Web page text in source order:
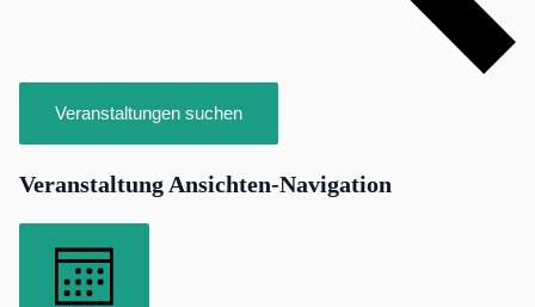
Veranstaltungen suchen
Veranstaltung Ansichten-Navigation